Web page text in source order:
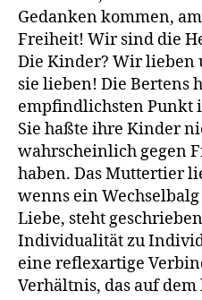
Gedanken kommen,
Freiheit! Wir sind die
Die Kinder? Wir lieben
sie lieben! Die Bertens
empfindlichsten Punkt
Sie haßte ihre Kinder
wahrscheinlich gegen
haben. Das Muttertier
wenns ein
Liebe, steht
Individualität zu
eine reflexartige
Verhältnis, das auf